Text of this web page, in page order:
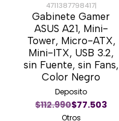
-29%
4711387798417|
Gabinete Gamer
ASUS A21, Mini-
Tower, Micro-ATX,
Mini-ITX, USB 3.2,
sin Fuente, sin Fans,
Color Negro
Deposito
$112.990$77.503
Otros